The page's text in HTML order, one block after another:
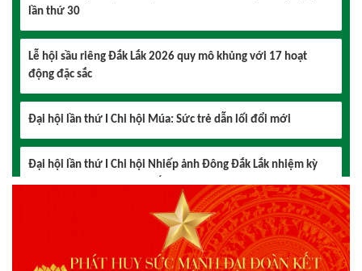
động đặc sắc
2026 – 2031 thành công tốt đẹp
Chi hội Âm nhạc Đông Đắk Lắk tổ chức Đại hội lần thứ I,